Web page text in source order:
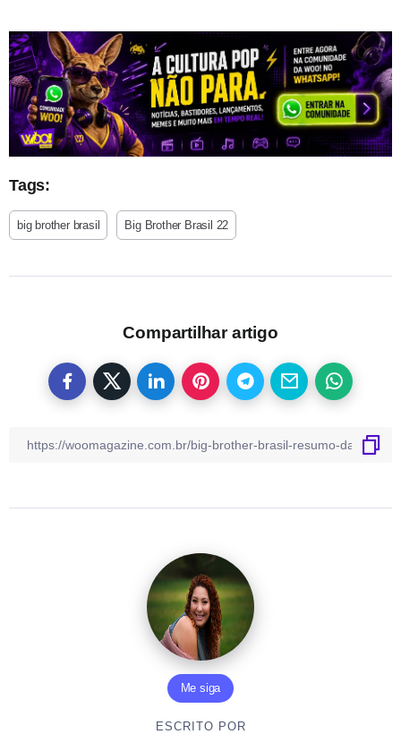
Tags:
big brother brasil Big Brother Brasil 22
Compartilhar artigo
Me siga
ESCRITO POR